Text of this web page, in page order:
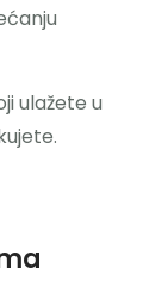
ulažete u